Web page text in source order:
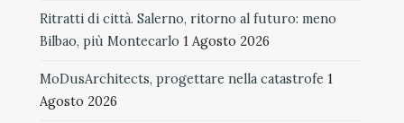
Ritratti di città. Salerno, ritorno al futuro: meno
Bilbao, più Montecarlo 1 Agosto 2026
MoDusArchitects, progettare nella catastrofe 1
Agosto 2026